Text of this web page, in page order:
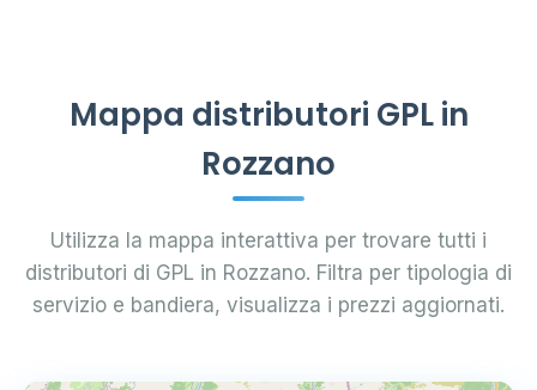
Mappa distributori GPL in
Rozzano
Utilizza la mappa interattiva per trovare tutti i
distributori di GPL in Rozzano. Filtra per tipologia di
servizio e bandiera, visualizza i prezzi aggiornati.